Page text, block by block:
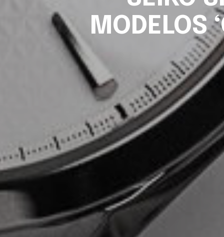
MODELOS